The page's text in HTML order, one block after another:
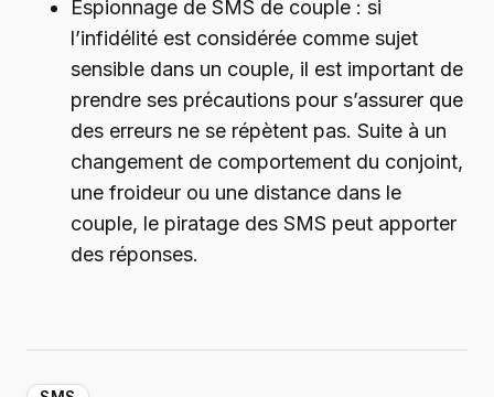
Espionnage de SMS de couple : si
l’infidélité est considérée comme sujet
sensible dans un couple, il est important de
prendre ses précautions pour s’assurer que
des erreurs ne se répètent pas. Suite à un
changement de comportement du conjoint,
une froideur ou une distance dans le
couple, le piratage des SMS peut apporter
des réponses.